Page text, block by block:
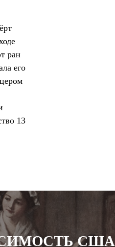
ран
его
13
США